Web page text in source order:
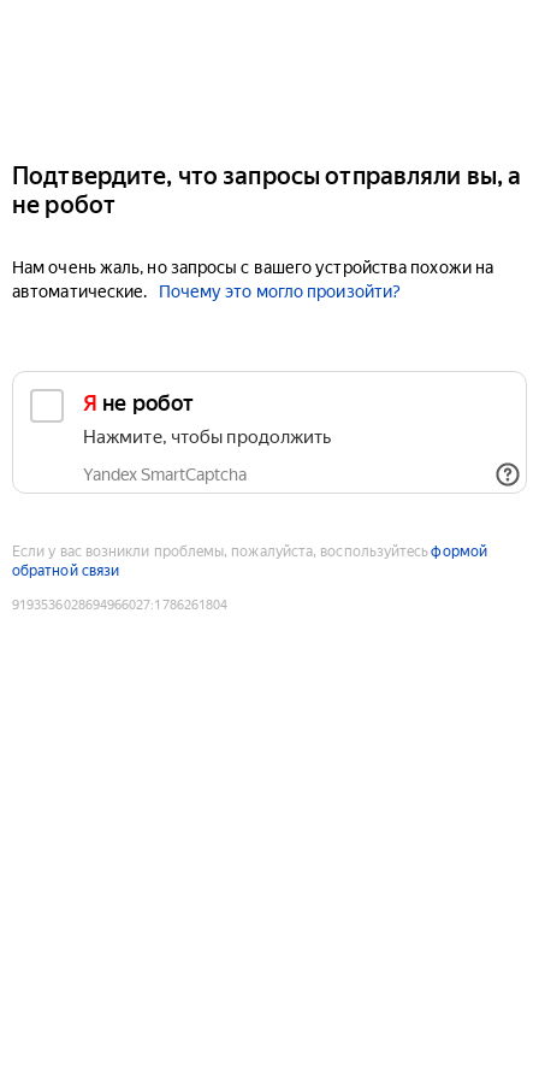
Подтвердите, что запросы отправляли вы, а
не робот
Нам очень жаль, но запросы с вашего устройства похожи на
автоматические.
Почему это могло произойти?
Я не робот
Нажмите, чтобы продолжить
Yandex SmartCaptcha
Если у вас возникли проблемы, пожалуйста, воспользуйтесьформой
обратной связи
9193536028694966027:1786261804